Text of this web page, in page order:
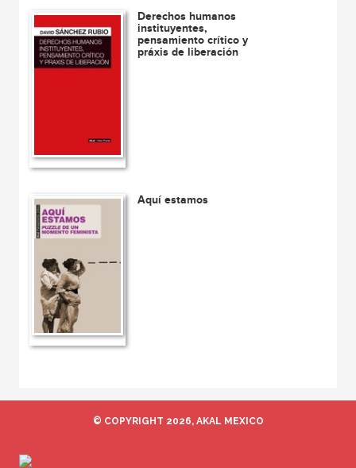
Derechos humanos
instituyentes,
pensamiento crítico y
práxis de liberación
Aquí estamos
© COPYRIGHT 2026, AKAL MEXICO